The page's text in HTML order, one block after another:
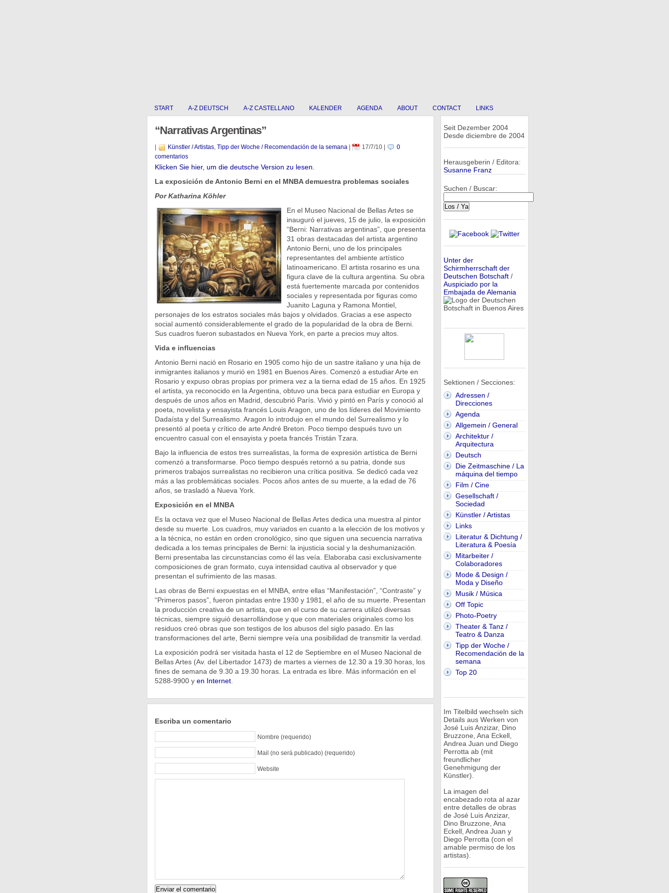
START A-Z DEUTSCH A-Z CASTELLANO KALENDER AGENDA ABOUT CONTACT LINKS
“Narrativas Argentinas”
Künstler / Artistas, Tipp der Woche / Recomendación de la semana| 17/7/10|
0
comentarios
Klicken Sie hier, um die deutsche Version zu lesen.
La exposición de Antonio Berni en el MNBA demuestra problemas sociales
Por Katharina Köhler
En el Museo Nacional de Bellas Artes se
inauguró el jueves, 15 de julio, la exposición
“Berni: Narrativas argentinas”, que presenta
31 obras destacadas del artista argentino
Antonio Berni, uno de los principales
representantes del ambiente artístico
latinoamericano. El artista rosarino es una
figura clave de la cultura argentina. Su obra
está fuertemente marcada por contenidos
sociales y representada por figuras como
Juanito Laguna y Ramona Montiel,
personajes de los estratos sociales más bajos y olvidados. Gracias a ese aspecto
social aumentó considerablemente el grado de la popularidad de la obra de Berni.
Sus cuadros fueron subastados en Nueva York, en parte a precios muy altos.
Vida e influencias
Antonio Berni nació en Rosario en 1905 como hijo de un sastre italiano y una hija de
inmigrantes italianos y murió en 1981 en Buenos Aires. Comenzó a estudiar Arte en
Rosario y expuso obras propias por primera vez a la tierna edad de 15 años. En 1925
el artista, ya reconocido en la Argentina, obtuvo una beca para estudiar en Europa y
después de unos años en Madrid, descubrió París. Vivió y pintó en París y conoció al
poeta, novelista y ensayista francés Louis Aragon, uno de los líderes del Movimiento
Dadaísta y del Surrealismo. Aragon lo introdujo en el mundo del Surrealismo y lo
presentó al poeta y crítico de arte André Breton. Poco tiempo después tuvo un
encuentro casual con el ensayista y poeta francés Tristán Tzara.
Bajo la influencia de estos tres surrealistas, la forma de expresión artística de Berni
comenzó a transformarse. Poco tiempo después retornó a su patria, donde sus
primeros trabajos surrealistas no recibieron una crítica positiva. Se dedicó cada vez
más a las problemáticas sociales. Pocos años antes de su muerte, a la edad de 76
años, se trasladó a Nueva York.
Exposición en el MNBA
Es la octava vez que el Museo Nacional de Bellas Artes dedica una muestra al pintor
desde su muerte. Los cuadros, muy variados en cuanto a la elección de los motivos y
a la técnica, no están en orden cronológico, sino que siguen una secuencia narrativa
dedicada a los temas principales de Berni: la injusticia social y la deshumanización.
Berni presentaba las circunstancias como él las veía. Elaboraba casi exclusivamente
composiciones de gran formato, cuya intensidad cautiva al observador y que
presentan el sufrimiento de las masas.
Las obras de Berni expuestas en el MNBA, entre ellas “Manifestación”, “Contraste” y
“Primeros pasos”, fueron pintadas entre 1930 y 1981, el año de su muerte. Presentan
la producción creativa de un artista, que en el curso de su carrera utilizó diversas
técnicas, siempre siguió desarrollándose y que con materiales originales como los
residuos creó obras que son testigos de los abusos del siglo pasado. En las
transformaciones del arte, Berni siempre veía una posibilidad de transmitir la verdad.
La exposición podrá ser visitada hasta el 12 de Septiembre en el Museo Nacional de
Bellas Artes (Av. del Libertador 1473) de martes a viernes de 12.30 a 19.30 horas, los
fines de semana de 9.30 a 19.30 horas. La entrada es libre. Más información en el
5288-9900 y en Internet.
Escriba un comentario
Nombre (requerido)
Mail (no será publicado) (requerido)
Website
Seit Dezember 2004
Desde diciembre de 2004
Herausgeberin / Editora:
Susanne Franz
Suchen / Buscar:
Unter der
Schirmherrschaft der
Deutschen Botschaft/
Auspiciado por la
Embajada de Alemania
Sektionen / Secciones:
Adressen /
Direcciones
Agenda
Allgemein / General
Architektur /
Arquitectura
Deutsch
Die Zeitmaschine / La
máquina del tiempo
Film / Cine
Gesellschaft /
Sociedad
Künstler / Artistas
Links
Literatur & Dichtung /
Literatura & Poesía
Mitarbeiter /
Colaboradores
Mode & Design /
Moda y Diseño
Musik / Música
Off Topic
Photo-Poetry
Theater & Tanz /
Teatro & Danza
Tipp der Woche /
Recomendación de la
semana
Top 20
Im Titelbild wechseln sich
Details aus Werken von
José Luis Anzizar, Dino
Bruzzone, Ana Eckell,
Andrea Juan und Diego
Perrotta ab (mit
freundlicher
Genehmigung der
Künstler).
La imagen del
encabezado rota al azar
entre detalles de obras
de José Luis Anzizar,
Dino Bruzzone, Ana
Eckell, Andrea Juan y
Diego Perrotta (con el
amable permiso de los
artistas).